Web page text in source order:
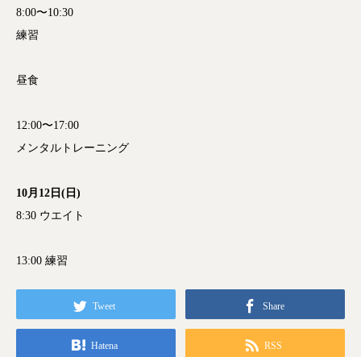
8:00〜10:30
練習
昼食
12:00〜17:00
メンタルトレーニング
10月12日(日)
8:30 ウエイト
13:00 練習
Tweet Share
Hatena RSS